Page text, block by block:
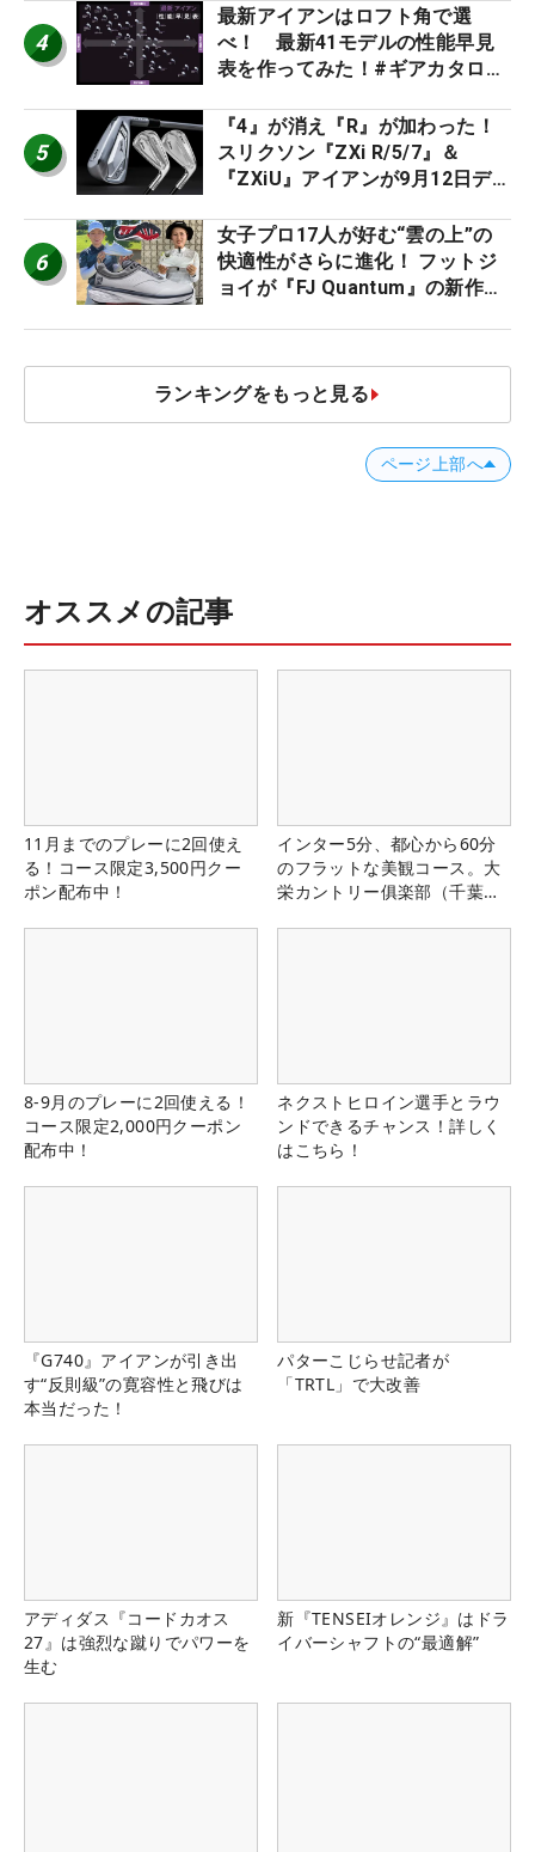
ー』 #女子プロセッティング
4
最新アイアンはロフト角で選
べ！ 最新41モデルの性能早見
表を作ってみた！#ギアカタログ
5
『4』が消え『R』が加わった！
スリクソン『ZXi R/5/7』＆
『ZXiU』アイアンが9月12日デ
6
女子プロ17人が好む“雲の上”の
快適性がさらに進化！ フットジ
ョイが『FJ Quantum』の新作を
ランキングをもっと見る
ページ上部へ
オススメの記事
11月までのプレーに2回使え
る！コース限定3,500円クー
ポン配布中！
インター5分、都心から60分
のフラットな美観コース。大
栄カントリー俱楽部（千葉
8-9月のプレーに2回使える！
コース限定2,000円クーポン
配布中！
ネクストヒロイン選手とラウ
ンドできるチャンス！詳しく
はこちら！
『G740』アイアンが引き出
す“反則級”の寛容性と飛びは
本当だった！
パターこじらせ記者が
「TRTL」で大改善
アディダス『コードカオス
27』は強烈な蹴りでパワーを
生む
新『TENSEIオレンジ』はドラ
イバーシャフトの“最適解”